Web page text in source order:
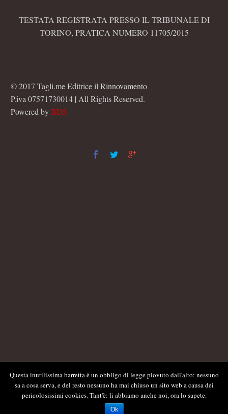
TESTATA REGISTRATA PRESSO IL TRIBUNALE DI
TORINO, PRATICA NUMERO 11705/2015
© 2017 Tagli.me Editrice il Rinnovamento
P.iva 07571730014 | All Rights Reserved.
Powered byBDS
Questa inutilissima barretta è un obbligo di legge piovuto dall'alto: nessuno
sa a cosa serva, e del resto nessuno ha mai chiuso un sito web a causa dei
pericolosissimi cookies. Tant'è: li abbiamo anche noi, ora lo sapete.
Ok